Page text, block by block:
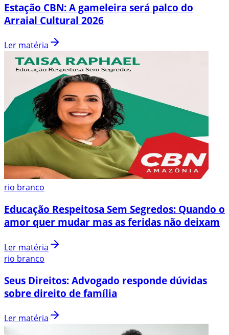
Estação CBN: A gameleira será palco do
Arraial Cultural 2026
Ler matéria
rio branco
Educação Respeitosa Sem Segredos: Quando o
amor quer mudar mas as feridas não deixam
Ler matéria
rio branco
Seus Direitos: Advogado responde dúvidas
sobre direito de família
Ler matéria